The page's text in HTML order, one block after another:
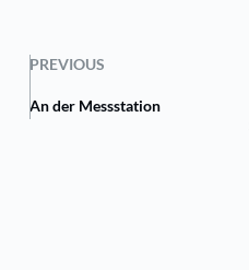
PREVIOUS
An der Messstation